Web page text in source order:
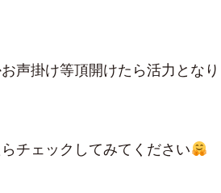
声掛け等頂開けたら活力とな
チェックしてみてください